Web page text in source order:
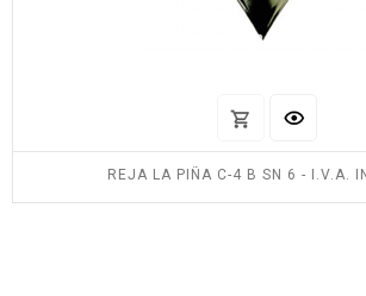
REJA LA PIÑA C-4 B SN 6 - I.V.A.